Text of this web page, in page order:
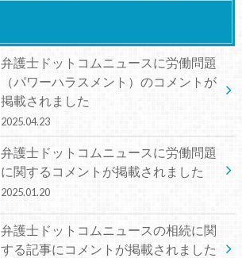
弁護士ドットコムニュースに労働問題
（パワーハラスメント）のコメントが
掲載されました
2025.04.23
弁護士ドットコムニュースに労働問題
に関するコメントが掲載されました
2025.01.20
弁護士ドットコムニュースの相続に関
する記事にコメントが掲載されました